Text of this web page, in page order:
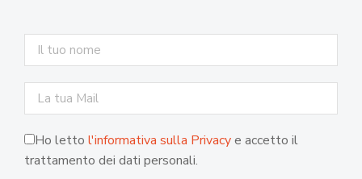
Ho letto l'informativa sulla Privacye accetto il
trattamento dei dati personali.